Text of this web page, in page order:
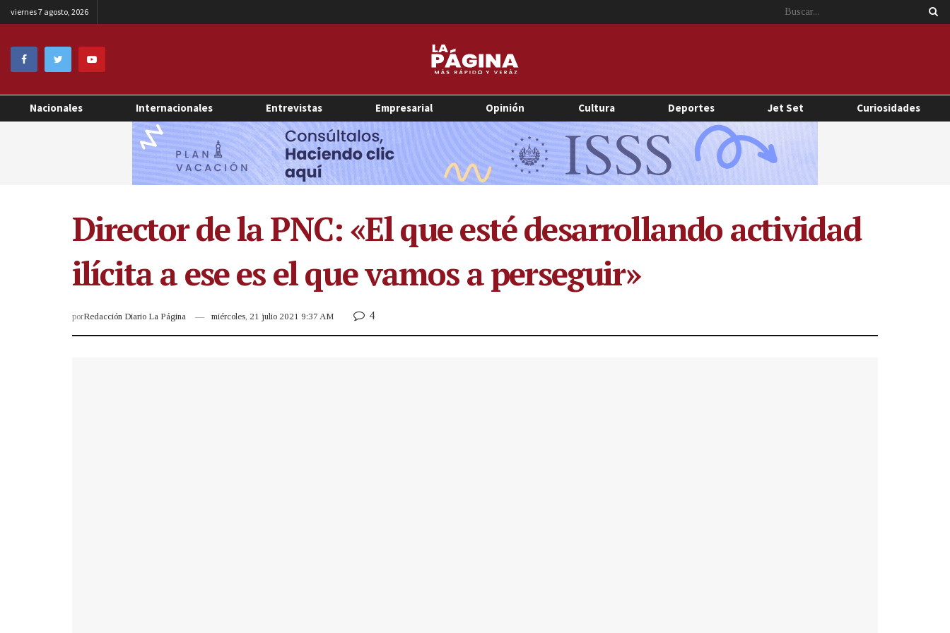
viernes 7 agosto, 2026
Nacionales Internacionales Entrevistas Empresarial Opinión Cultura Deportes Jet Set Curiosidades
Director de la PNC: «El que esté desarrollando actividad
ilícita a ese es el que vamos a perseguir»
porRedacción Diario La Página miércoles, 21 julio 2021 9:37 AM 4